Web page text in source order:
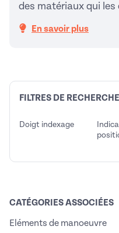
des matériaux qui
En savoir plus
FILTRES DE RECHERCHE
Doigt indexage
CATÉGORIES ASSOCIÉES
Eléments de manoeuvre